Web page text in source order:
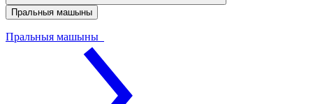
Пральныя машыны
Пральныя машыны